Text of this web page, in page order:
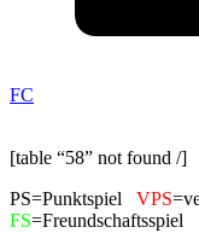
FC
[table “58” not found /]
PS=Punktspiel VPS
FS=Freundschaftsspiel